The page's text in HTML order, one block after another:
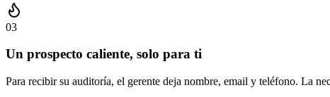
03
Un prospecto caliente, solo para ti
Para recibir su auditoría, el gerente deja nombre, email y teléfono. La